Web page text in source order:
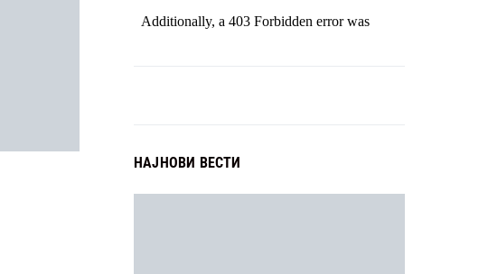
НАЈНОВИ ВЕСТИ